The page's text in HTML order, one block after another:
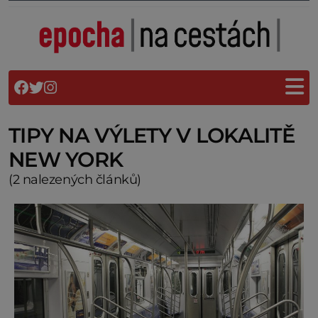
TIPY NA VÝLETY V LOKALITĚ
NEW YORK
(2 nalezených článků)